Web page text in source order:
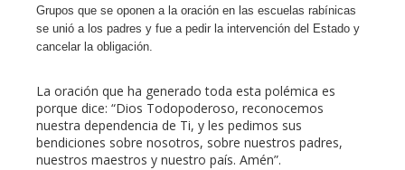
Grupos que se oponen a la oración en las escuelas rabínicas
se unió a los padres y fue a pedir la intervención del Estado y
cancelar la obligación.
La oración que ha generado toda esta polémica es
porque dice: “Dios Todopoderoso, reconocemos
nuestra dependencia de Ti, y les pedimos sus
bendiciones sobre nosotros, sobre nuestros padres,
nuestros maestros y nuestro país. Amén”.